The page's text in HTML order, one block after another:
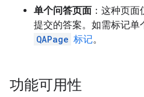
单个问答页面 ：这种页
提交的答案。如需标记单
QAPage 标记。
功能可用性